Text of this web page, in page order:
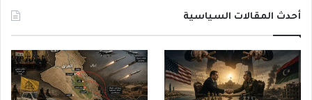
أحدث المقالات السياسية